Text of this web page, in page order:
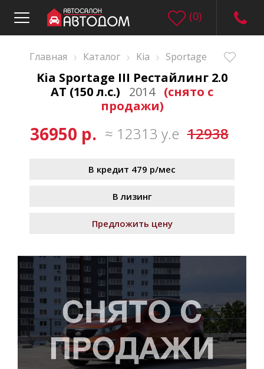
(0)
Главная › Каталог › Kia › Sportage
Kia Sportage III Рестайлинг 2.0
AT (150 л.с.)
2014 (снято с
продажи)
36950 р. ≈ 12313 у.е 12938
В кредит 479 р/мес
В лизинг
Предложить цену